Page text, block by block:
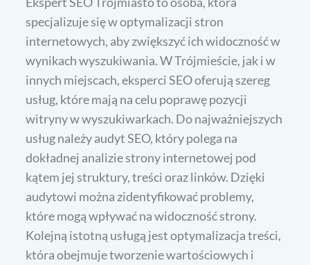
specjalizuje się w optymalizacji stron
internetowych, aby zwiększyć ich widoczność w
wynikach wyszukiwania. W Trójmieście, jak i w
innych miejscach, eksperci SEO oferują szereg
usług, które mają na celu poprawę pozycji
witryny w wyszukiwarkach. Do najważniejszych
usług należy audyt SEO, który polega na
dokładnej analizie strony internetowej pod
kątem jej struktury, treści oraz linków. Dzięki
audytowi można zidentyfikować problemy,
które mogą wpływać na widoczność strony.
Kolejną istotną usługą jest optymalizacja treści,
która obejmuje tworzenie wartościowych i